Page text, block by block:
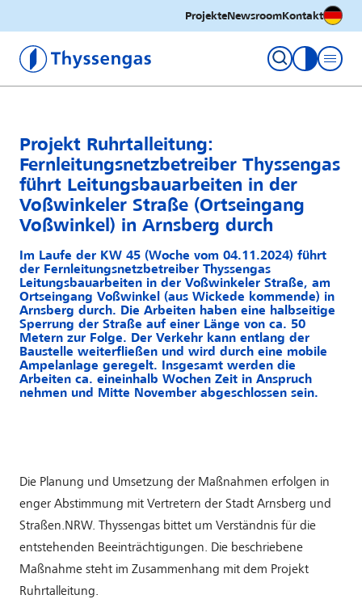
ProjekteNewsroomKontakt
Thyssengas GmbH
Projekt Ruhrtalleitung:
Fernleitungsnetzbetreiber Thyssengas
führt Leitungsbauarbeiten in der
Voßwinkeler Straße (Ortseingang
Voßwinkel) in Arnsberg durch
Im Laufe der KW 45 (Woche vom 04.11.2024) führt
der Fernleitungsnetzbetreiber Thyssengas
Leitungsbauarbeiten in der Voßwinkeler Straße, am
Ortseingang Voßwinkel (aus Wickede kommende) in
Arnsberg durch. Die Arbeiten haben eine halbseitige
Sperrung der Straße auf einer Länge von ca. 50
Metern zur Folge. Der Verkehr kann entlang der
Baustelle weiterfließen und wird durch eine mobile
Ampelanlage geregelt. Insgesamt werden die
Arbeiten ca. eineinhalb Wochen Zeit in Anspruch
nehmen und Mitte November abgeschlossen sein.
Die Planung und Umsetzung der Maßnahmen erfolgen in
enger Abstimmung mit Vertretern der Stadt Arnsberg und
Straßen.NRW. Thyssengas bittet um Verständnis für die
entstehenden Beeinträchtigungen. Die beschriebene
Maßnahme steht im Zusammenhang mit dem Projekt
Ruhrtalleitung.